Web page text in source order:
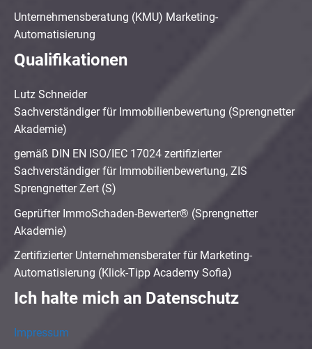
Unternehmensberatung (KMU) Marketing-
Automatisierung
Qualifikationen
Lutz Schneider
Sachverständiger für Immobilienbewertung (Sprengnetter
Akademie)
gemäß DIN EN ISO/IEC 17024 zertifizierter
Sachverständiger für Immobilienbewertung, ZIS
Sprengnetter Zert (S)
Geprüfter ImmoSchaden-Bewerter® (Sprengnetter
Akademie)
Zertifizierter Unternehmensberater für Marketing-
Automatisierung (Klick-Tipp Academy Sofia)
Ich halte mich an Datenschutz
Impressum